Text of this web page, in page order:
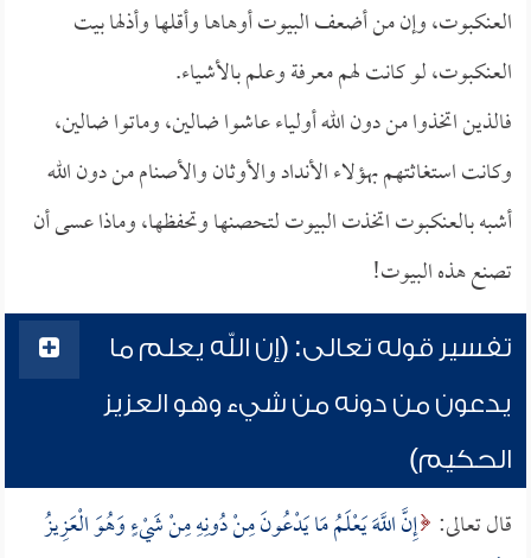
العنكبوت، وإن من أضعف البيوت أوهاها وأقلها وأذلها بيت
العنكبوت، لو كانت لهم معرفة وعلم بالأشياء.
فالذين اتخذوا من دون الله أولياء عاشوا ضالين، وماتوا ضالين،
وكانت استغاثتهم بهؤلاء الأنداد والأوثان والأصنام من دون الله
أشبه بالعنكبوت اتخذت البيوت لتحصنها وتحفظها، وماذا عسى أن
تصنع هذه البيوت!
تفسير قوله تعالى: (إن الله يعلم ما
يدعون من دونه من شيء وهو العزيز
الحكيم)
قال تعالى: إِنَّ اللَّهَ يَعْلَمُ مَا يَدْعُونَ مِنْ دُونِهِ مِنْ شَيْءٍ وَهُوَ الْعَزِيزُ